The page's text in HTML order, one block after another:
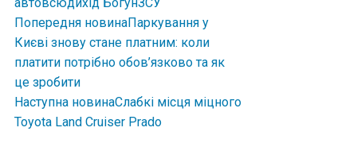
Попередня новинаПаркування у
Києві знову стане платним: коли
платити потрібно обов’язково та як
це зробити
Наступна новинаСлабкі місця міцного
Toyota Land Cruiser Prado